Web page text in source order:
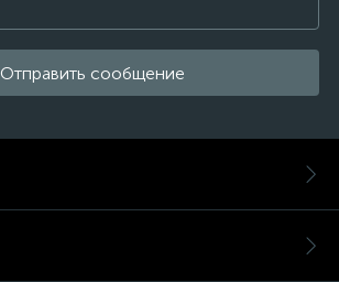
Отправить сообщение